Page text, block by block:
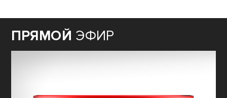
ПРЯМОЙ ЭФИР